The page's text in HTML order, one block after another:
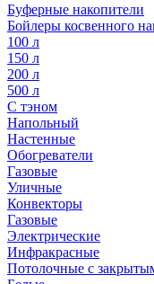
Буферные накопители
Бойлеры косвенного
100 л
150 л
200 л
500 л
С тэном
Напольный
Настенные
Обогреватели
Газовые
Уличные
Конвекторы
Газовые
Электрические
Инфракрасные
Потолочные с